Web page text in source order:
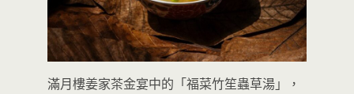
滿月樓姜家茶金宴中的「福菜竹笙蟲草湯」，